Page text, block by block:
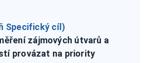
Specifický cíl)
zájmových útvarů a
provázat na priority